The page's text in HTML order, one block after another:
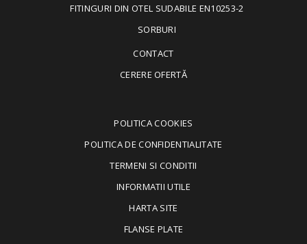
FITINGURI DIN OTEL SUDABILE EN10253-2
SORBURI
CONTACT
CERERE OFERTĂ
POLITICA COOKIES
POLITICA DE CONFIDENTIALITATE
TERMENI SI CONDITII
INFORMATII UTILE
HARTA SITE
FLANSE PLATE